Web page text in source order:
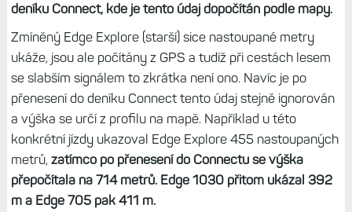
deníku Connect, kde je tento údaj dopočítán podle mapy.
Zmíněný Edge Explore (starší) sice nastoupané metry
ukáže, jsou ale počítány z GPS a tudíž při cestách lesem
se slabším signálem to zkrátka není ono. Navíc je po
přenesení do deníku Connect tento údaj stejně ignorován
a výška se určí z profilu na mapě. Například u této
konkrétní jízdy ukazoval Edge Explore 455 nastoupaných
metrů, zatímco po přenesení do Connectu se výška
přepočítala na 714 metrů. Edge 1030 přitom ukázal 392
m a Edge 705 pak 411 m.